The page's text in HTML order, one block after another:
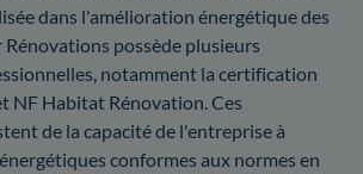
dans l'amélioration énergétique des
possède plusieurs
notamment la certification
NF Habitat Rénovation. Ces
de la capacité de l'entreprise à
conformes aux normes en